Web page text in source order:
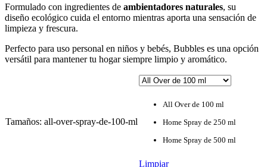
Formulado con ingredientes de ambientadores naturales, su
diseño ecológico cuida el entorno mientras aporta una sensación de
limpieza y frescura.
Perfecto para uso personal en niños y bebés, Bubbles es una opción
versátil para mantener tu hogar siempre limpio y aromático.
Tamaños: all-over-spray-de-100-ml
All Over de 100 ml
Home Spray de 250 ml
Home Spray de 500 ml
Limpiar